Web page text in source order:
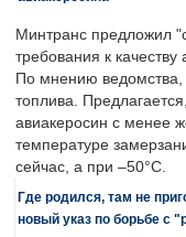
Минтранс предложил
требования к
По мнению ведомства,
топлива.
авиакеросин с менее
температуре
сейчас, а при –50°C.
Где родился, там не
новый указ по борьбе с